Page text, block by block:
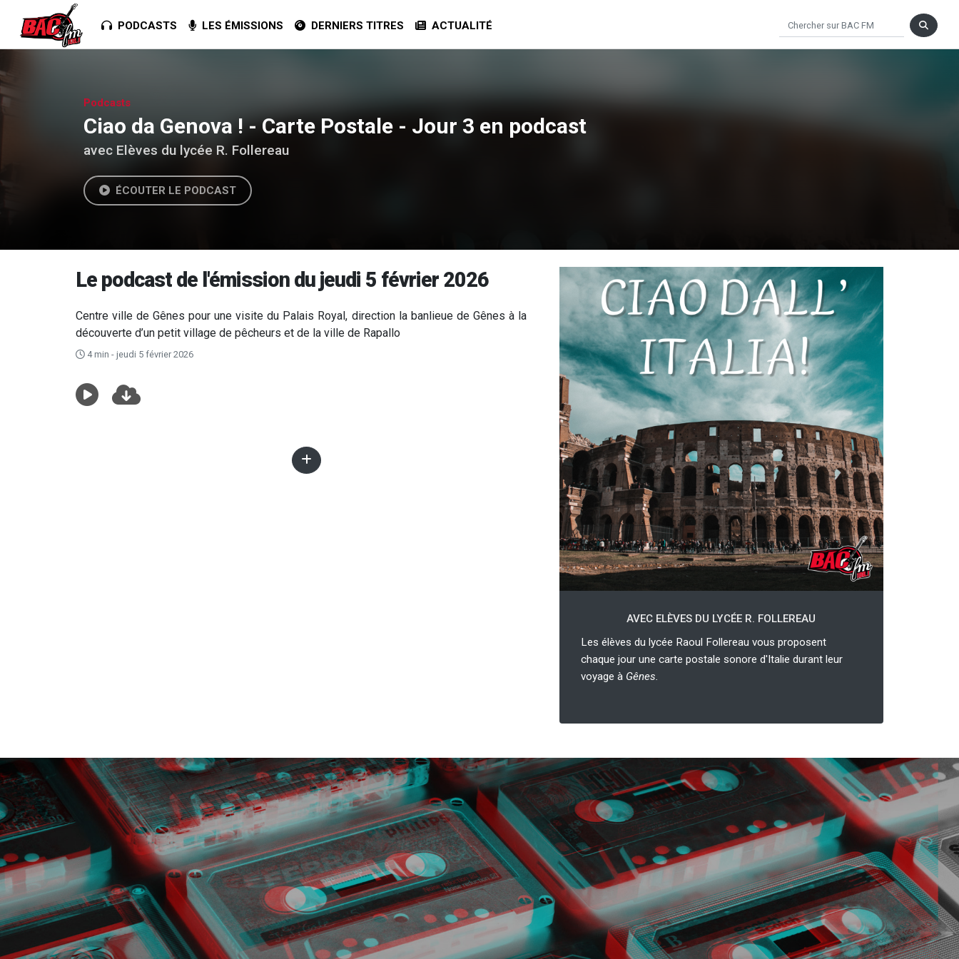
PODCASTS LES ÉMISSIONS DERNIERS TITRES ACTUALITÉ
Podcasts
Ciao da Genova ! - Carte Postale - Jour 3 en podcast
avec Elèves du lycée R. Follereau
ÉCOUTER LE PODCAST
Le podcast de l'émission du jeudi 5 février 2026
Centre ville de Gênes pour une visite du Palais Royal, direction la banlieue de Gênes à la
découverte d’un petit village de pêcheurs et de la ville de Rapallo
4 min - jeudi 5 février 2026
AVEC ELÈVES DU LYCÉE R. FOLLEREAU
Les élèves du lycée Raoul Follereau vous proposent
chaque jour une carte postale sonore d'Italie durant leur
voyage à Gênes.